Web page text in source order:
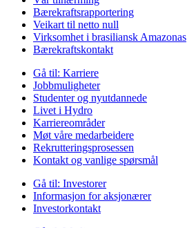
Bærekraftsrapportering
Veikart til netto null
Virksomhet i brasiliansk Amazonas
Bærekraftskontakt
Gå til: Karriere
Jobbmuligheter
Studenter og nyutdannede
Livet i Hydro
Karriereområder
Møt våre medarbeidere
Rekrutteringsprosessen
Kontakt og vanlige spørsmål
Gå til: Investorer
Informasjon for aksjonærer
Investorkontakt